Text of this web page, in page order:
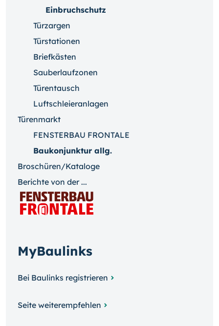
Einbruchschutz
Türzargen
Türstationen
Briefkästen
Sauberlaufzonen
Türentausch
Luftschleieranlagen
Türenmarkt
FENSTERBAU FRONTALE
Baukonjunktur allg.
Broschüren/Kataloge
Berichte von der ...
MyBaulinks
Bei Baulinks registrieren
Seite weiterempfehlen